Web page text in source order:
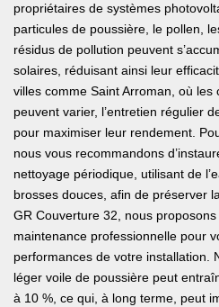
propriétaires de systèmes
particules de poussière, le pollen,
résidus de pollution peuvent
solaires, réduisant ainsi leur
villes comme Saint Arroman, où
peuvent varier, l’entretien régulier
pour maximiser leur rendement.
nous vous recommandons
nettoyage périodique, utilisant de
brosses douces, afin de préserver
GR Couverture 32, nous
maintenance professionnelle pour
performances de votre installation.
léger voile de poussière peut
à 10 %, ce qui, à long terme, peut